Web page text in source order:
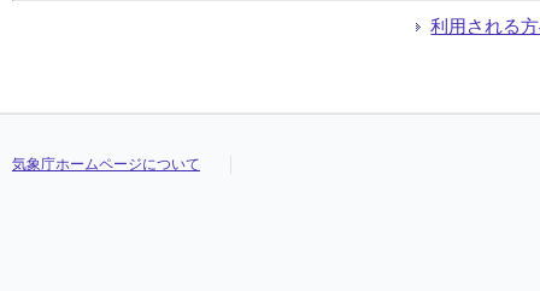
利用される
気象庁ホームページについて